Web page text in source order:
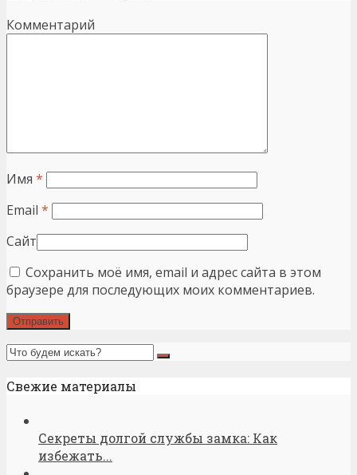
Комментарий
Имя *
Email *
Сайт
Сохранить моё имя, email и адрес сайта в этом
браузере для последующих моих комментариев.
Свежие материалы
Секреты долгой службы замка: Как
избежать...